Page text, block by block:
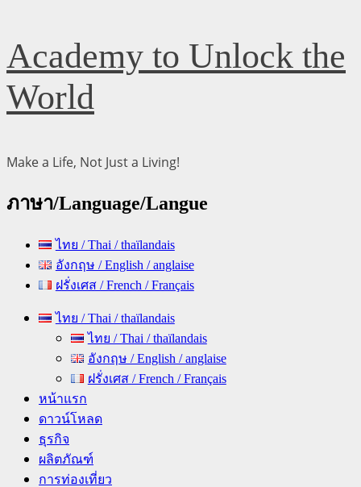
Skip
to
content
Academy to Unlock the
World
Make a Life, Not Just a Living!
ภาษา/Language/Langue
ไทย / Thai / thaïlandais
อังกฤษ / English / anglaise
ฝรั่งเศส / French / Français
Primary ไทย / Thai / thaïlandais
ไทย / Thai / thaïlandais
อังกฤษ / English / anglaise
ฝรั่งเศส / French / Français
หน้าแรก
ดาวน์โหลด
ธุรกิจ
ผลิตภัณฑ์
การท่องเที่ยว